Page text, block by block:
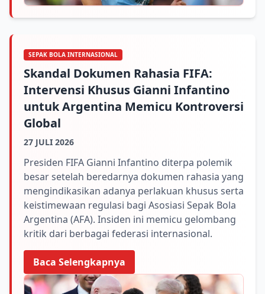
SEPAK BOLA INTERNASIONAL
Skandal Dokumen Rahasia FIFA:
Intervensi Khusus Gianni Infantino
untuk Argentina Memicu Kontroversi
Global
27 JULI 2026
Presiden FIFA Gianni Infantino diterpa polemik
besar setelah beredarnya dokumen rahasia yang
mengindikasikan adanya perlakuan khusus serta
keistimewaan regulasi bagi Asosiasi Sepak Bola
Argentina (AFA). Insiden ini memicu gelombang
kritik dari berbagai federasi internasional.
Baca Selengkapnya